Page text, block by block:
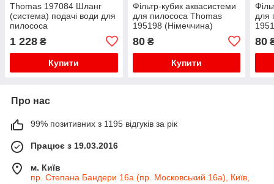
Thomas 197084 Шланг
(система) подачі води для
пилососа
1 228 ₴
Купити
Фільтр-кубик аквасистеми
для пилососа Thomas
195198 (Німеччина)
80₴
Купити
для
80
Про нас
99% позитивних з 1195 відгуків за рік
Працює з 19.03.2016
м. Київ
пр. Степана Бандери 16а (пр. Московський 16а), Київ,